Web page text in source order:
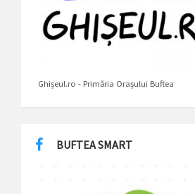
Ghișeul.ro - Primăria Orașului Buftea
BUFTEA SMART